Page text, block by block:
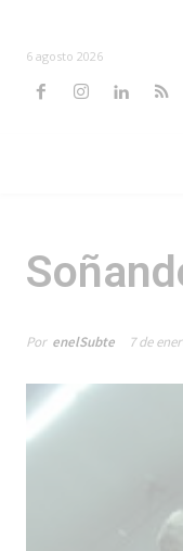
6 agosto 2026
Por enelSubte 7 de